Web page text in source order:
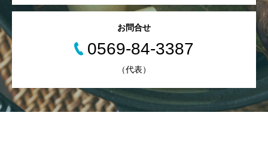
お問合せ
0569-84-3387
（代表）